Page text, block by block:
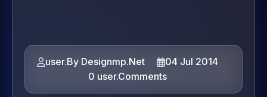
user.By Designmp.Net
04 Jul 2014
0 user.Comments